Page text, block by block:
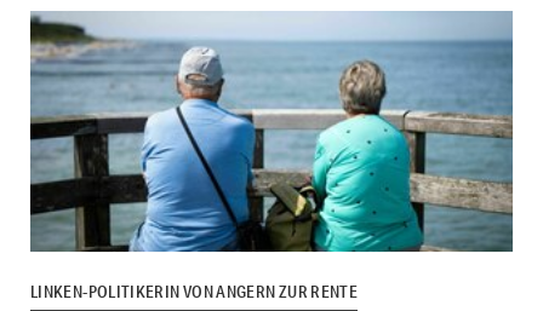
LINKEN-POLITIKERIN VON ANGERN ZUR RENTE